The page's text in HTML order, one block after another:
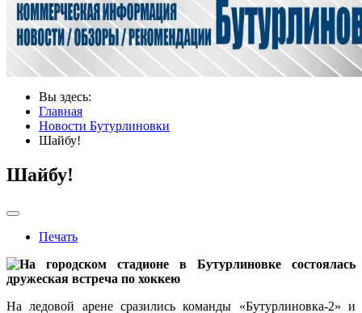
Вы здесь:
Главная
Новости Бутурлиновки
Шайбу!
Шайбу!
Печать
На городском стадионе в Бутурлиновке состоялась
дружеская встреча по хоккею
На ледовой арене сразились команды «Бутурлиновка-2» и